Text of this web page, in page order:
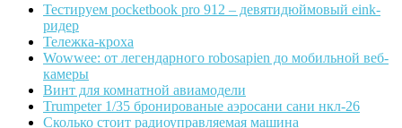
Тестируем pocketbook pro 912 – девятидюймовый eink-
ридер
Тележка-кроха
Wowwee: от легендарного robosapien до мобильной веб-
камеры
Винт для комнатной авиамодели
Trumpeter 1/35 бронированые аэросани сани нкл-26
Сколько стоит радиоуправляемая машина